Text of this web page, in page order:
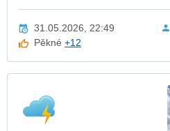
31.05.2026, 22:49
Pěkné+12